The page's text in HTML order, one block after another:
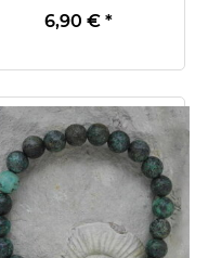
6,90 € *